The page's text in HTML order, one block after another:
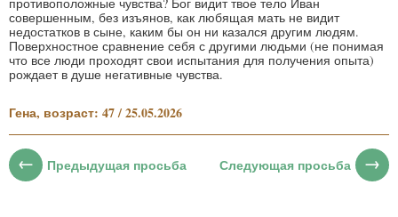
противоположные чувства? Бог видит твое тело Иван
совершенным, без изъянов, как любящая мать не видит
недостатков в сыне, каким бы он ни казался другим людям.
Поверхностное сравнение себя с другими людьми (не понимая
что все люди проходят свои испытания для получения опыта)
рождает в душе негативные чувства.
Гена, возраст: 47 / 25.05.2026
Предыдущая просьба Следующая просьба